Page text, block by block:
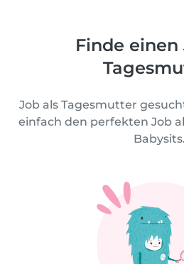
Finde einen
Job als Tagesmutter
einfach den perfekten Job
Babysits.